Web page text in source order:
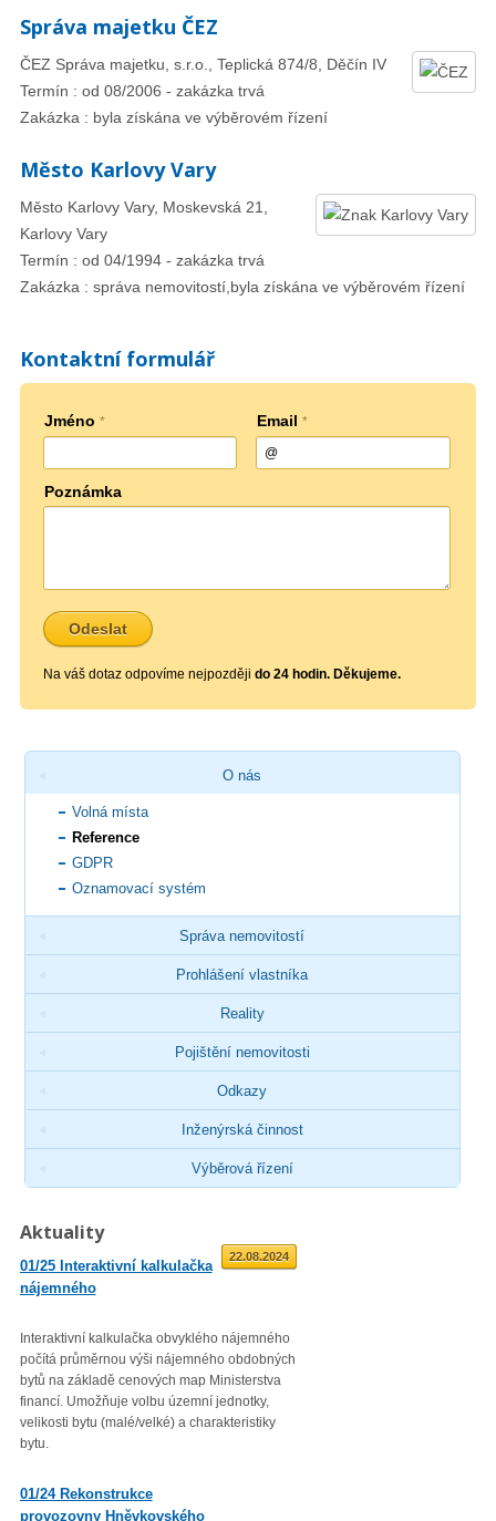
Správa majetku ČEZ
ČEZ Správa majetku, s.r.o., Teplická 874/8, Děčín IV
Termín : od 08/2006 - zakázka trvá
Zakázka : byla získána ve výběrovém řízení
Město Karlovy Vary
Město Karlovy Vary, Moskevská 21,
Karlovy Vary
Termín : od 04/1994 - zakázka trvá
Zakázka : správa nemovitostí,byla získána ve výběrovém řízení
Kontaktní formulář
Jméno * Email *
Poznámka
Na váš dotaz odpovíme nejpozději do 24 hodin. Děkujeme.
O nás
Volná místa
Reference
GDPR
Oznamovací systém
Správa nemovitostí
Prohlášení vlastníka
Reality
Pojištění nemovitosti
Odkazy
Inženýrská činnost
Výběrová řízení
Aktuality
01/25 Interaktivní kalkulačka
nájemného
01.09.2025
Interaktivní kalkulačka obvyklého nájemného
počítá průměrnou výši nájemného obdobných
bytů na základě cenových map Ministerstva
financí. Umožňuje volbu územní jednotky,
velikosti bytu (malé/velké) a charakteristiky
bytu.
01/24 Rekonstrukce
provozovny Hněvkovského
22.08.2024
02/23 Zveřejnění průměrné